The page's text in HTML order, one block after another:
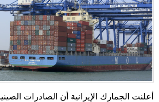
أعلنت الجمارك الإيرانية أن الصادرات